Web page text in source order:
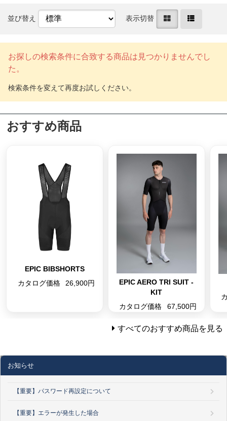
並び替え 表示切替
お探しの検索条件に合致する商品は見つかりませんでし
た。
おすすめ商品
EPIC BIBSHORTS
カタログ価格
26,900円
EPIC AERO TRI SUIT -
KIT
カタログ価格
67,500円
すべてのおすすめ商品を見る
お知らせ
【重要】パスワード再設定について
【重要】エラーが発生した場合